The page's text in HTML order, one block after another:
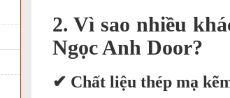
2. Vì sao nhiều
Ngọc Anh Door?
✔ Chất liệu thép mạ